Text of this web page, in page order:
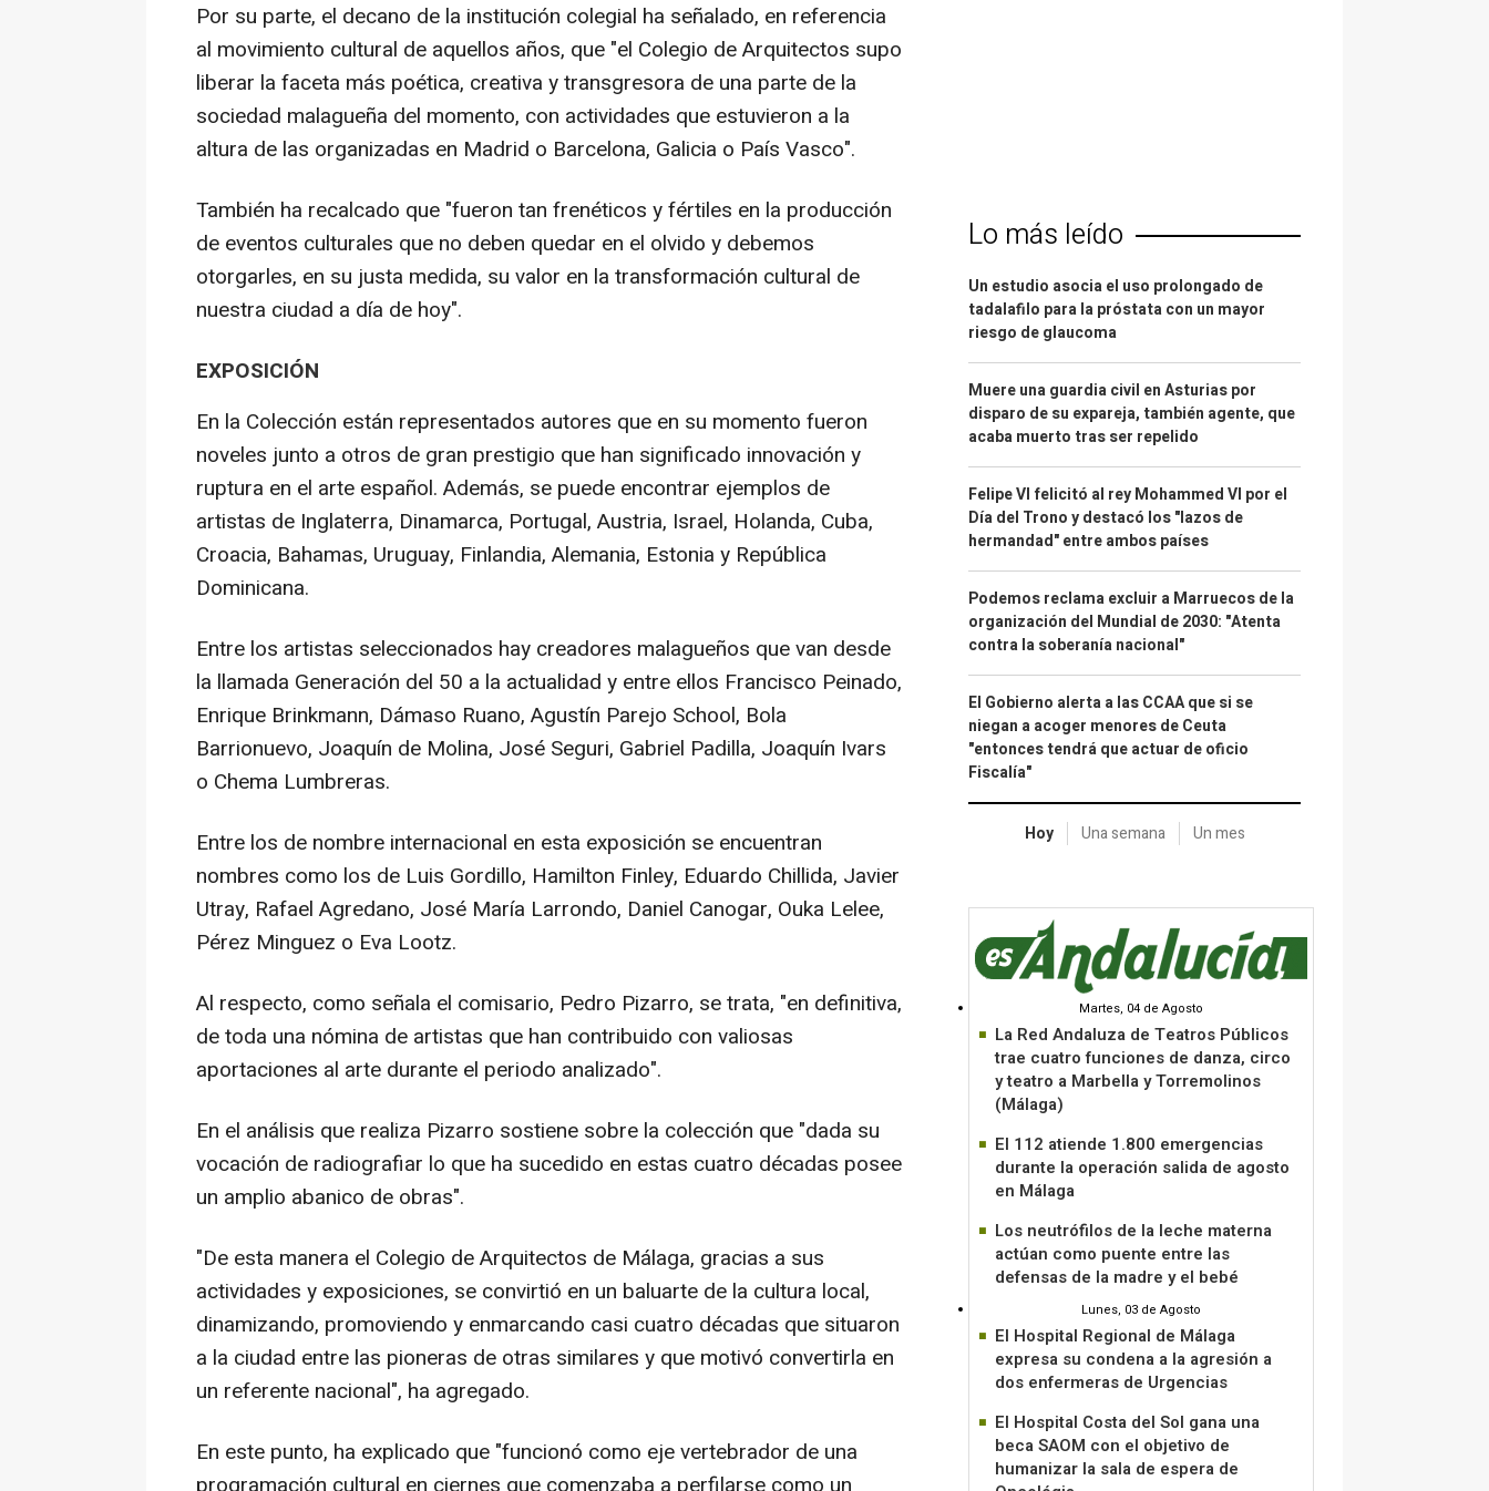
Por su parte, el decano de la institución colegial ha señalado, en referencia
al movimiento cultural de aquellos años, que "el Colegio de Arquitectos supo
liberar la faceta más poética, creativa y transgresora de una parte de la
sociedad malagueña del momento, con actividades que estuvieron a la
altura de las organizadas en Madrid o Barcelona, Galicia o País Vasco".
También ha recalcado que "fueron tan frenéticos y fértiles en la producción
de eventos culturales que no deben quedar en el olvido y debemos
otorgarles, en su justa medida, su valor en la transformación cultural de
nuestra ciudad a día de hoy".
EXPOSICIÓN
En la Colección están representados autores que en su momento fueron
noveles junto a otros de gran prestigio que han significado innovación y
ruptura en el arte español. Además, se puede encontrar ejemplos de
artistas de Inglaterra, Dinamarca, Portugal, Austria, Israel, Holanda, Cuba,
Croacia, Bahamas, Uruguay, Finlandia, Alemania, Estonia y República
Dominicana.
Entre los artistas seleccionados hay creadores malagueños que van desde
la llamada Generación del 50 a la actualidad y entre ellos Francisco Peinado,
Enrique Brinkmann, Dámaso Ruano, Agustín Parejo School, Bola
Barrionuevo, Joaquín de Molina, José Seguri, Gabriel Padilla, Joaquín Ivars
o Chema Lumbreras.
Entre los de nombre internacional en esta exposición se encuentran
nombres como los de Luis Gordillo, Hamilton Finley, Eduardo Chillida, Javier
Utray, Rafael Agredano, José María Larrondo, Daniel Canogar, Ouka Lelee,
Pérez Minguez o Eva Lootz.
Al respecto, como señala el comisario, Pedro Pizarro, se trata, "en definitiva,
de toda una nómina de artistas que han contribuido con valiosas
aportaciones al arte durante el periodo analizado".
En el análisis que realiza Pizarro sostiene sobre la colección que "dada su
vocación de radiografiar lo que ha sucedido en estas cuatro décadas posee
un amplio abanico de obras".
"De esta manera el Colegio de Arquitectos de Málaga, gracias a sus
actividades y exposiciones, se convirtió en un baluarte de la cultura local,
dinamizando, promoviendo y enmarcando casi cuatro décadas que situaron
a la ciudad entre las pioneras de otras similares y que motivó convertirla en
un referente nacional", ha agregado.
En este punto, ha explicado que "funcionó como eje vertebrador de una
Lo más leído
Un estudio asocia el uso prolongado de
tadalafilo para la próstata con un mayor
riesgo de glaucoma
Muere una guardia civil en Asturias por
disparo de su expareja, también agente, que
acaba muerto tras ser repelido
Felipe VI felicitó al rey Mohammed VI por el
Día del Trono y destacó los "lazos de
hermandad" entre ambos países
Podemos reclama excluir a Marruecos de la
organización del Mundial de 2030: "Atenta
contra la soberanía nacional"
El Gobierno alerta a las CCAA que si se
niegan a acoger menores de Ceuta
"entonces tendrá que actuar de oficio
Fiscalía"
Hoy Una semana Un mes
Martes, 04 de Agosto
La Red Andaluza de Teatros Públicos
trae cuatro funciones de danza, circo
y teatro a Marbella y Torremolinos
(Málaga)
El 112 atiende 1.800 emergencias
durante la operación salida de agosto
en Málaga
Los neutrófilos de la leche materna
actúan como puente entre las
defensas de la madre y el bebé
Lunes, 03 de Agosto
El Hospital Regional de Málaga
expresa su condena a la agresión a
dos enfermeras de Urgencias
El Hospital Costa del Sol gana una
beca SAOM con el objetivo de
humanizar la sala de espera de